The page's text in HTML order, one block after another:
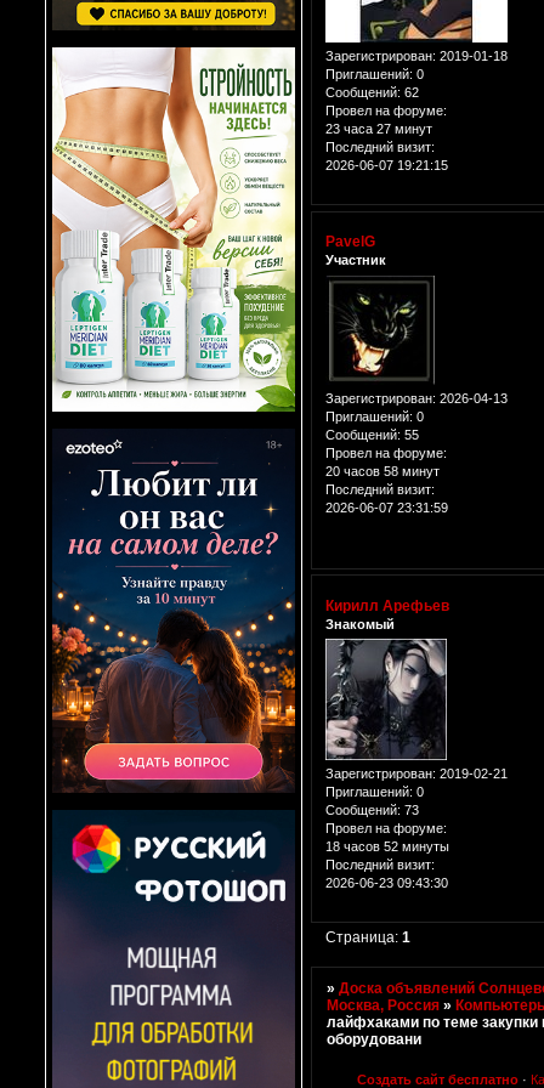
Зарегистрирован: 2019-01-18
Приглашений: 0
Сообщений: 62
Провел на форуме:
23 часа 27 минут
Последний визит:
2026-06-07 19:21:15
PavelG
Участник
Зарегистрирован: 2026-04-13
Приглашений: 0
Сообщений: 55
Провел на форуме:
20 часов 58 минут
Последний визит:
2026-06-07 23:31:59
Кирилл Арефьев
Знакомый
Зарегистрирован: 2019-02-21
Приглашений: 0
Сообщений: 73
Провел на форуме:
18 часов 52 минуты
Последний визит:
2026-06-23 09:43:30
Страница:1
»Доска объявлений
Москва, Россия »
лайфхаками по теме закупки
оборудовани
Создать сайт бесплатно ·